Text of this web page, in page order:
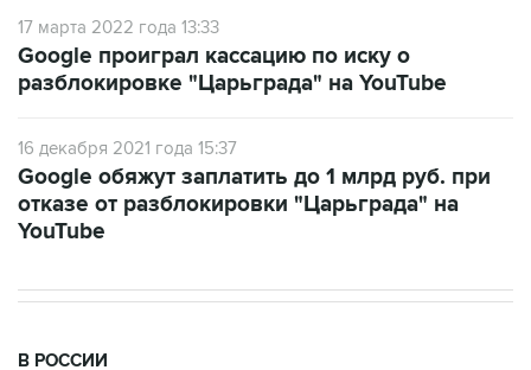
17 марта 2022 года 13:33
Google проиграл кассацию по иску о
разблокировке "Царьграда" на YouTube
16 декабря 2021 года 15:37
Google обяжут заплатить до 1 млрд руб. при
отказе от разблокировки "Царьграда" на
YouTube
В РОССИИ